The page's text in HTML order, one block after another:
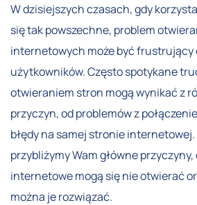
W dzisiejszych czasach, gdy
się tak powszechne, problem
internetowych może być frustrujący
użytkowników. Często spotykane
otwieraniem stron mogą wynikać z
przyczyn, od problemów z
błędy na samej stronie internetowej.
przybliżymy Wam główne
internetowe mogą się nie otwierać
można je rozwiązać.